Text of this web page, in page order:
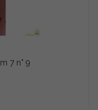
7 n° 9